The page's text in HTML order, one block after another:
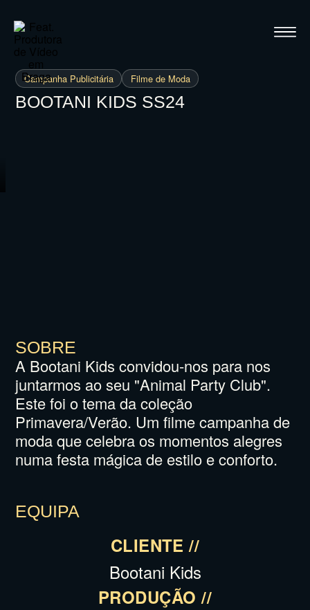
Campanha Publicitária Filme de Moda
BOOTANI KIDS SS24
SOBRE
A Bootani Kids convidou-nos para nos
juntarmos ao seu "Animal Party Club".
Este foi o tema da coleção
Primavera/Verão. Um filme campanha de
moda que celebra os momentos alegres
numa festa mágica de estilo e conforto.
EQUIPA
CLIENTE //
Bootani Kids
PRODUÇÃO //